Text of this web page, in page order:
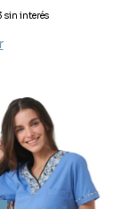
sin interés